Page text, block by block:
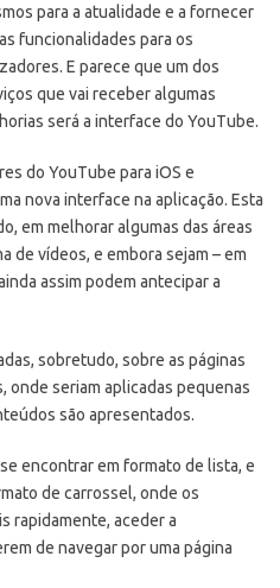
para a atualidade e a fornecer
funcionalidades para os
E parece que um dos
que vai receber algumas
será a interface do YouTube.
do YouTube para iOS e
nova interface na aplicação. Esta
em melhorar algumas das áreas
de vídeos, e embora sejam – em
assim podem antecipar a
sobretudo, sobre as páginas
onde seriam aplicadas pequenas
são apresentados.
encontrar em formato de lista, e
de carrossel, onde os
rapidamente, aceder a
de navegar por uma página